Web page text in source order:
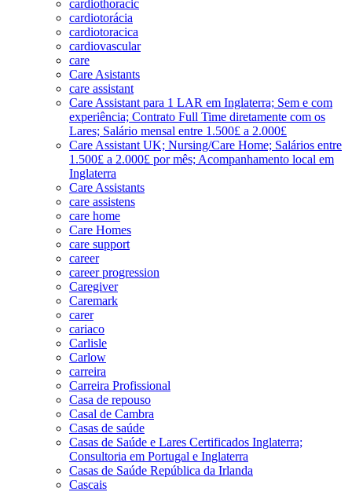
cardiothoracic
cardiotorácia
cardiotoracica
cardiovascular
care
Care Asistants
care assistant
Care Assistant para 1 LAR em Inglaterra; Sem e com
experiência; Contrato Full Time diretamente com os
Lares; Salário mensal entre 1.500£ a 2.000£
Care Assistant UK; Nursing/Care Home; Salários entre
1.500£ a 2.000£ por mês; Acompanhamento local em
Inglaterra
Care Assistants
care assistens
care home
Care Homes
care support
career
career progression
Caregiver
Caremark
carer
cariaco
Carlisle
Carlow
carreira
Carreira Profissional
Casa de repouso
Casal de Cambra
Casas de saúde
Casas de Saúde e Lares Certificados Inglaterra;
Consultoria em Portugal e Inglaterra
Casas de Saúde República da Irlanda
Cascais